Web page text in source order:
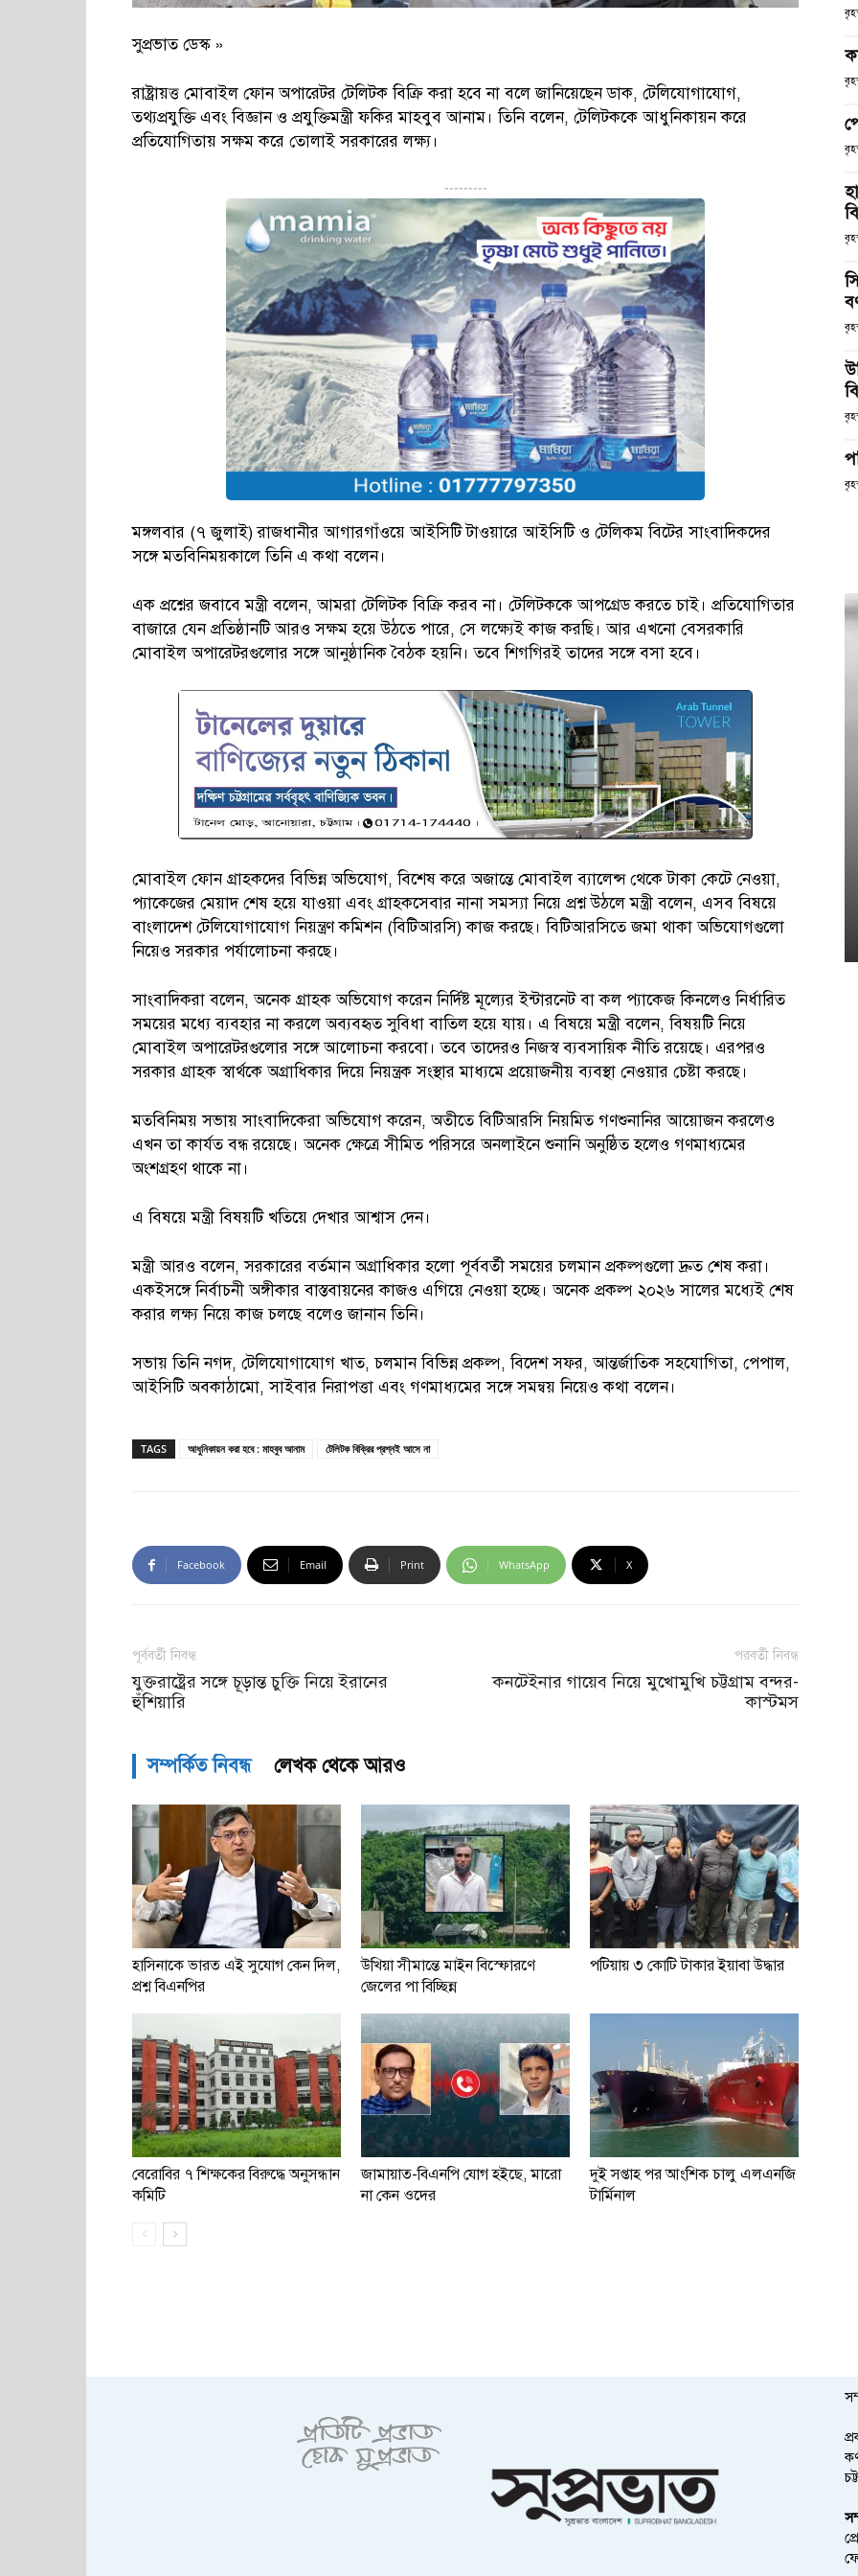
সুপ্রভাত ডেস্ক »
রাষ্ট্রায়ত্ত মোবাইল ফোন অপারেটর টেলিটক বিক্রি করা হবে না বলে জানিয়েছেন ডাক, টেলিযোগাযোগ,
তথ্যপ্রযুক্তি এবং বিজ্ঞান ও প্রযুক্তিমন্ত্রী ফকির মাহবুব আনাম। তিনি বলেন, টেলিটককে আধুনিকায়ন করে
প্রতিযোগিতায় সক্ষম করে তোলাই সরকারের লক্ষ্য।
---------
মঙ্গলবার (৭ জুলাই) রাজধানীর আগারগাঁওয়ে আইসিটি টাওয়ারে আইসিটি ও টেলিকম বিটের সাংবাদিকদের
সঙ্গে মতবিনিময়কালে তিনি এ কথা বলেন।
এক প্রশ্নের জবাবে মন্ত্রী বলেন, আমরা টেলিটক বিক্রি করব না। টেলিটককে আপগ্রেড করতে চাই। প্রতিযোগিতার
বাজারে যেন প্রতিষ্ঠানটি আরও সক্ষম হয়ে উঠতে পারে, সে লক্ষ্যেই কাজ করছি। আর এখনো বেসরকারি
মোবাইল অপারেটরগুলোর সঙ্গে আনুষ্ঠানিক বৈঠক হয়নি। তবে শিগগিরই তাদের সঙ্গে বসা হবে।
মোবাইল ফোন গ্রাহকদের বিভিন্ন অভিযোগ, বিশেষ করে অজান্তে মোবাইল ব্যালেন্স থেকে টাকা কেটে নেওয়া,
প্যাকেজের মেয়াদ শেষ হয়ে যাওয়া এবং গ্রাহকসেবার নানা সমস্যা নিয়ে প্রশ্ন উঠলে মন্ত্রী বলেন, এসব বিষয়ে
বাংলাদেশ টেলিযোগাযোগ নিয়ন্ত্রণ কমিশন (বিটিআরসি) কাজ করছে। বিটিআরসিতে জমা থাকা অভিযোগগুলো
নিয়েও সরকার পর্যালোচনা করছে।
সাংবাদিকরা বলেন, অনেক গ্রাহক অভিযোগ করেন নির্দিষ্ট মূল্যের ইন্টারনেট বা কল প্যাকেজ কিনলেও নির্ধারিত
সময়ের মধ্যে ব্যবহার না করলে অব্যবহৃত সুবিধা বাতিল হয়ে যায়। এ বিষয়ে মন্ত্রী বলেন, বিষয়টি নিয়ে
মোবাইল অপারেটরগুলোর সঙ্গে আলোচনা করবো। তবে তাদেরও নিজস্ব ব্যবসায়িক নীতি রয়েছে। এরপরও
সরকার গ্রাহক স্বার্থকে অগ্রাধিকার দিয়ে নিয়ন্ত্রক সংস্থার মাধ্যমে প্রয়োজনীয় ব্যবস্থা নেওয়ার চেষ্টা করছে।
মতবিনিময় সভায় সাংবাদিকেরা অভিযোগ করেন, অতীতে বিটিআরসি নিয়মিত গণশুনানির আয়োজন করলেও
এখন তা কার্যত বন্ধ রয়েছে। অনেক ক্ষেত্রে সীমিত পরিসরে অনলাইনে শুনানি অনুষ্ঠিত হলেও গণমাধ্যমের
অংশগ্রহণ থাকে না।
এ বিষয়ে মন্ত্রী বিষয়টি খতিয়ে দেখার আশ্বাস দেন।
মন্ত্রী আরও বলেন, সরকারের বর্তমান অগ্রাধিকার হলো পূর্ববর্তী সময়ের চলমান প্রকল্পগুলো দ্রুত শেষ করা।
একইসঙ্গে নির্বাচনী অঙ্গীকার বাস্তবায়নের কাজও এগিয়ে নেওয়া হচ্ছে। অনেক প্রকল্প ২০২৬ সালের মধ্যেই শেষ
করার লক্ষ্য নিয়ে কাজ চলছে বলেও জানান তিনি।
সভায় তিনি নগদ, টেলিযোগাযোগ খাত, চলমান বিভিন্ন প্রকল্প, বিদেশ সফর, আন্তর্জাতিক সহযোগিতা, পেপাল,
আইসিটি অবকাঠামো, সাইবার নিরাপত্তা এবং গণমাধ্যমের সঙ্গে সমন্বয় নিয়েও কথা বলেন।
TAGS আধুনিকায়ন করা হবে : মাহবুব আনাম টেলিটক বিক্রির প্রশ্নই আসে না
Facebook Email Print WhatsApp X
পূর্ববর্তী নিবন্ধ
যুক্তরাষ্ট্রের সঙ্গে চূড়ান্ত চুক্তি নিয়ে ইরানের
হুঁশিয়ারি
পরবর্তী নিবন্ধ
কনটেইনার গায়েব নিয়ে মুখোমুখি চট্টগ্রাম বন্দর-
কাস্টমস
সম্পর্কিত নিবন্ধ লেখক থেকে আরও
হাসিনাকে ভারত এই সুযোগ কেন দিল,
প্রশ্ন বিএনপির
উখিয়া সীমান্তে মাইন বিস্ফোরণে
জেলের পা বিচ্ছিন্ন
পটিয়ায় ৩ কোটি টাকার ইয়াবা উদ্ধার
বেরোবির ৭ শিক্ষকের বিরুদ্ধে অনুসন্ধান
কমিটি
জামায়াত-বিএনপি যোগ হইছে, মারো
না কেন ওদের
দুই সপ্তাহ পর আংশিক চালু এলএনজি
টার্মিনাল